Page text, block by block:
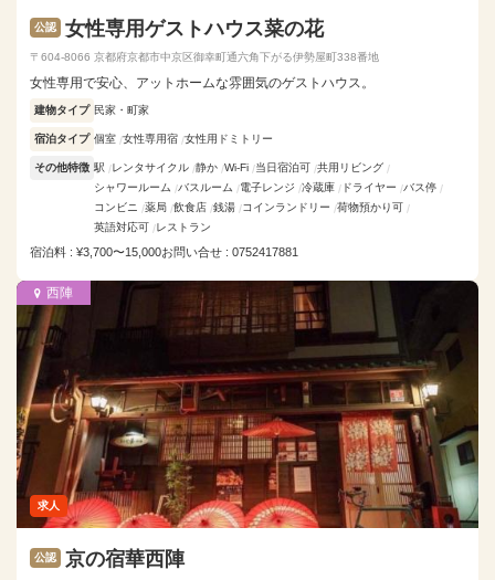
公認 女性専用ゲストハウス菜の花
〒604-8066 京都府京都市中京区御幸町通六角下がる伊勢屋町338番地
女性専用で安心、アットホームな雰囲気のゲストハウス。
建物タイプ 民家・町家
宿泊タイプ 個室 女性専用宿 女性用ドミトリー
その他特徴 駅 レンタサイクル 静か Wi-Fi 当日宿泊可 共用リビング
シャワールーム
バスルーム 電子レンジ 冷蔵庫 ドライヤー
バス停
コンビニ
薬局 飲食店 銭湯 コインランドリー
荷物預かり可
英語対応可
レストラン
宿泊料 : ¥3,700〜15,000お問い合せ : 0752417881
公認 京の宿華西陣
西陣
求人